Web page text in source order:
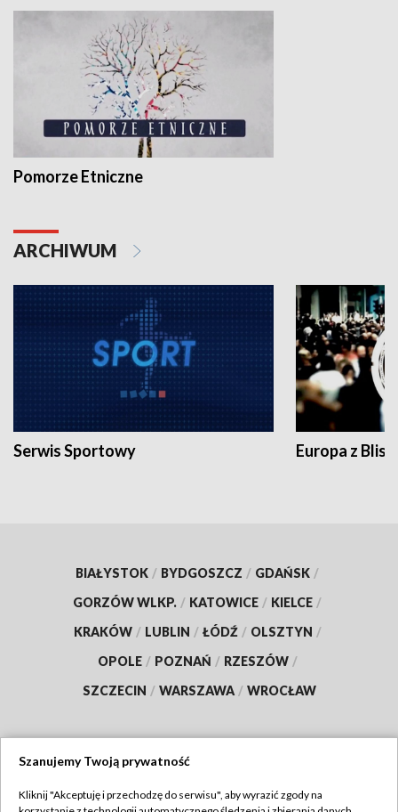
Pomorze Etniczne
ARCHIWUM
Serwis Sportowy Europa z
BIAŁYSTOK / BYDGOSZCZ / GDAŃSK /
GORZÓW WLKP. / KATOWICE / KIELCE /
KRAKÓW / LUBLIN / ŁÓDŹ / OLSZTYN /
OPOLE / POZNAŃ / RZESZÓW /
SZCZECIN / WARSZAWA / WROCŁAW
Szanujemy Twoją prywatność
Kliknij "Akceptuję i przechodzę do serwisu", aby wyrazić zgody na